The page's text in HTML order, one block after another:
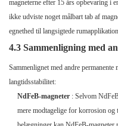
magneterne efter 15 års opbevaring i
ikke udviste noget målbart tab af
egnethed til langsigtede
4.3 Sammenligning med
Sammenlignet med andre
langtidsstabilitet:
NdFeB-magneter : Selvom
mere modtagelige for korrosion og